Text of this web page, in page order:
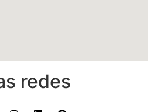
redes